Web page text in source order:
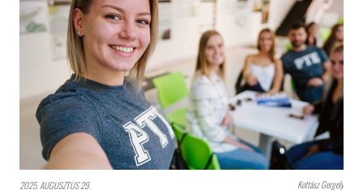
2025. AUGUSZTUS 29. Kottász Gergely